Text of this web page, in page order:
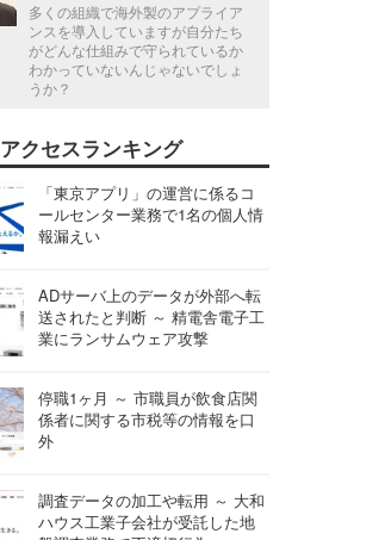
多くの組織で海外製のアプライア
ンスを導入していますが自分たち
がどんな仕組みで守られているか
わかっていないんじゃないでしょ
うか？
アクセスランキング
「東京アプリ」の運営に係るコ
ールセンター業務で1名の個人情
報漏えい
ADサーバ上のデータが外部へ転
送されたと判断 ～ 精電舎電子工
業にランサムウェア攻撃
停職1ヶ月 ～ 市職員が飲食店関
係者に関する市税等の情報を口
外
調査データの加工や転用 ～ 大和
ハウス工業子会社が受託した地